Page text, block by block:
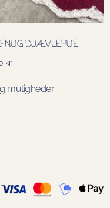
DJÆVLEHUE
kr.
muligheder